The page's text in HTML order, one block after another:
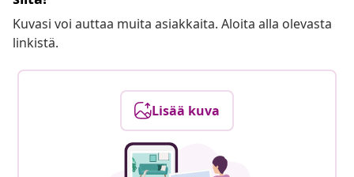
Kuvasi voi auttaa muita asiakkaita. Aloita alla olevasta
linkistä.
Lisää kuva